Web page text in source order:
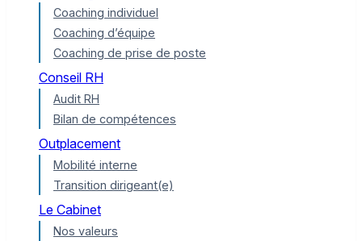
Coaching individuel
Coaching d’équipe
Coaching de prise de poste
Conseil RH
Audit RH
Bilan de compétences
Outplacement
Mobilité interne
Transition dirigeant(e)
Le Cabinet
Nos valeurs